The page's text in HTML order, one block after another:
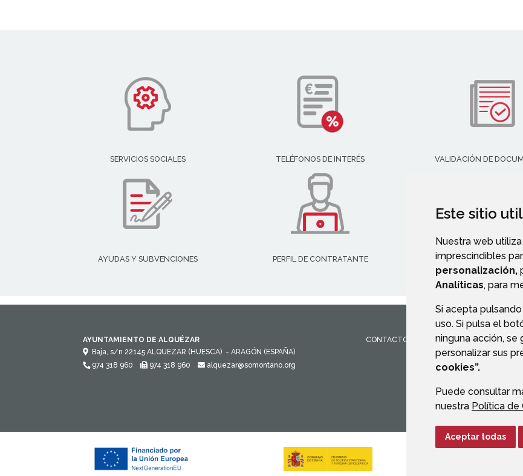
Este sitio
Nuestra web
imprescindibles
personalización,
Analíticas, para
Si acepta
uso. Si pulsa el
ninguna acción, se
personalizar sus
cookies”.
Puede consultar
nuestra Política de
Aceptar todas
SERVICIOS SOCIALES TELÉFONOS DE INTERÉS VALIDACIÓN DE
AYUDAS Y SUBVENCIONES PERFIL DE CONTRATANTE
AYUNTAMIENTO DE ALQUÉZAR
Baja, s/n 22145 ALQUEZAR (HUESCA) - ARAGÓN (ESPAÑA)
974 318 960
974 318 960 alquezar@somontano.org
CONTACTO MAPA WEB AVISO LEGAL